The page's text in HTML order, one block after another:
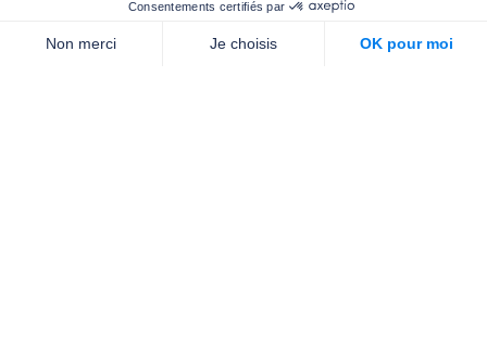
Nous contacter
Qui sommes-nous ?